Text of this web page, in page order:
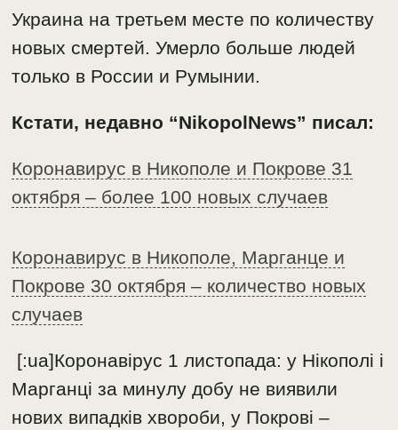
Украина на третьем месте по количеству
новых смертей. Умерло больше людей
только в России и Румынии.
Кстати, недавно “NikopolNews” писал:
Коронавирус в Никополе и Покрове 31
октября – более 100 новых случаев
Коронавирус в Никополе, Марганце и
Покрове 30 октября – количество новых
случаев
[:ua]Коронавірус 1 листопада: у Нікополі і
Марганці за минулу добу не виявили
нових випадків хвороби, у Покрові –